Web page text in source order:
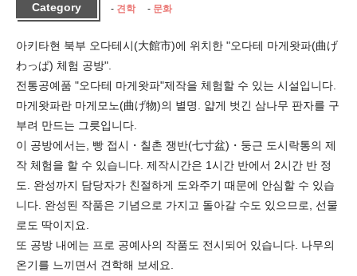
Category 견학 문화
아키타현 북부 오다테시(大館市)에 위치한 "오다테 마게왓파(曲げ
わっぱ) 체험 공방".
전통공예품 "오다테 마게왓파"제작을 체험할 수 있는 시설입니다.
마게왓파란 마게모노(曲げ物)의 별명. 얇게 벗긴 삼나무 판자를 구
부려 만드는 그릇입니다.
이 공방에서는, 빵 접시・칠촌 쟁반(七寸盆)・둥근 도시락통의 제
작 체험을 할 수 있습니다. 제작시간은 1시간 반에서 2시간 반 정
도. 완성까지 담당자가 친절하게 도와주기 때문에 안심할 수 있습
니다. 완성된 작품은 기념으로 가지고 돌아갈 수도 있으므로, 선물
로도 딱이지요.
또 공방 내에는 프로 공예사의 작품도 전시되어 있습니다. 나무의
온기를 느끼면서 견학해 보세요.